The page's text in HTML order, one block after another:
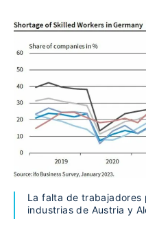
La falta de trabajadores
industrias de Austria y